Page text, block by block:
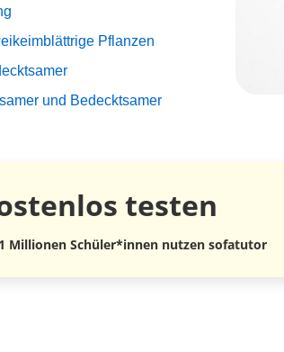
Pflanzen
und Bedecktsamer
testen
Millionen Schüler*innen nutzen sofatutor